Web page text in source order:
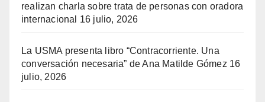
realizan charla sobre trata de personas con oradora
internacional
16 julio, 2026
La USMA presenta libro “Contracorriente. Una
conversación necesaria” de Ana Matilde Gómez 16
julio, 2026